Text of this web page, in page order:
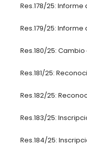
Res.178/25:
Res.179/25:
Res.180/25:
Res.181/25:
Res.182/25:
Res.183/25:
Res.184/25: